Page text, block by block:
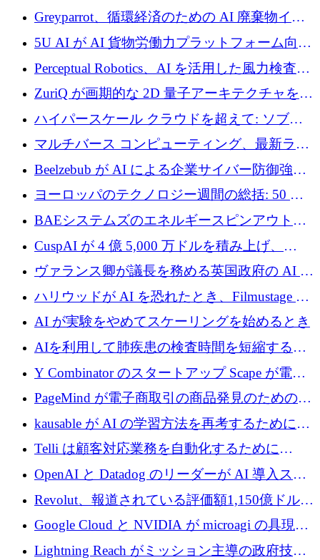
会社です」とフランス人の「控えめな」後任
者は言う
Greyparrot、循環経済のための AI 廃棄物イン
テリジェンスを拡張するためにシリーズ B で
2,700 万ドルを確保
5U AI が AI 貨物労働力プラットフォーム向け
に 320 万ドルのプレシードを獲得
Perceptual Robotics、AI を活用した風力検査の
規模拡大に向けて 400 万ポンド以上を確保
ZuriQ が画期的な 2D 量子アーキテクチャを拡
張するために 2,550 万ドルを調達
ハイパースケール クラウドを超えて: ソブリ
ン コンピューティングに対する DFINITY の
ビジョン
マルチバース コンピューティング、最新ラウ
ンドで最大 5 億 7,000 万ドルを目標
Beelzebub が AI による企業サイバー防御強化
のために 300 万ユーロを調達
ヨーロッパのテクノロジー週間の総括: 50 以
上の取引に 10 億ユーロ以上を投資
BAEシステムズのエネルギースピンアウト原
子力タービンが1500万ポンドの資金調達でス
テルスから浮上
CuspAI が 4 億 5,000 万ドルを積み上げ、
Resist.UA が 5,000 万ユーロの基金を立ち上
げ、DSIT が廃止される
ヴァランス卿が議長を務める英国政府の AI タ
スクフォースが発足
ハリウッドが AI を恐れたとき、Filmustage は
代わりにプリプロダクションに賭けました
AI が実験をやめてスケーリングを始めるとき
AIを利用して肺疾患の検査時間を短縮する英
国のヘルステック挑戦者が1900万ドルを獲得
Y Combinator のスタートアップ Scape が電子
メールを再考するために 320 万ドルを調達し
てステルスから浮上
PageMind が電子商取引の商品発見のための
AI を拡張するために 120 万ユーロを調達
kausable が AI の学習方法を再考するために
1,200 万ユーロを調達
Telli は顧客対応業務を自動化するために
1,500 万ドルのシードを確保
OpenAI と Datadog のリーダーが AI 導入スタ
ートアップ Arrakis を支援
Revolut、報道されている評価額1,150億ドルで
の新たな二次株式売却を確認
Google Cloud と NVIDIA が microagi の具現化
された AI の野望を推進
Lightning Reach がミッション主導の政府技術